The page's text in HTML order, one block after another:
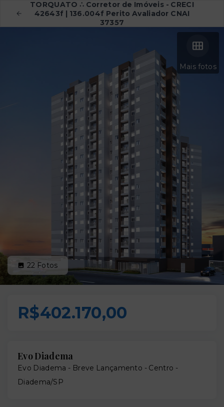
TORQUATO ∴ Corretor de Imóveis - CRECI
42643f | 136.004f Perito Avaliador CNAI
37357
Mais fotos
22 Fotos
R$402.170,00
Evo Diadema
Evo Diadema - Breve Lançamento - Centro -
Diadema/SP